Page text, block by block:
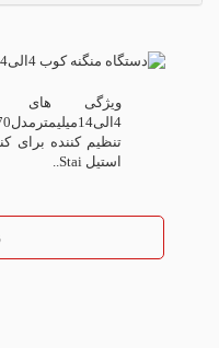
ویژگی های
تنظیم کننده برای
استیل Stai..